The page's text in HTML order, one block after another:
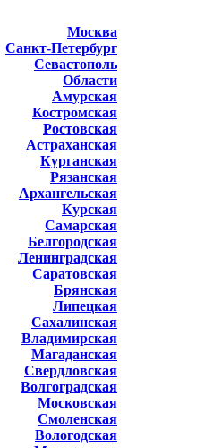
Москва
Санкт-Петербург
Севастополь
Области
Амурская
Костромская
Ростовская
Астраханская
Курганская
Рязанская
Архангельская
Курская
Самарская
Белгородская
Ленинградская
Саратовская
Брянская
Липецкая
Сахалинская
Владимирская
Магаданская
Свердловская
Волгоградская
Московская
Смоленская
Вологодская